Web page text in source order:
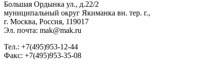
Большая Ордынка ул., д.22/2
муниципальный округ Якиманка вн. тер. г.,
г. Москва, Россия, 119017
Эл. почта: mak@mak.ru
Тел.: +7(495)953-12-44
Факс: +7(495)953-35-08